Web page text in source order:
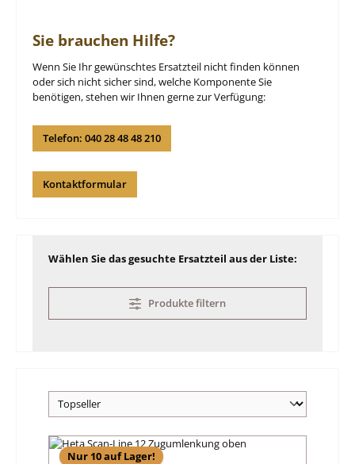
Sie brauchen Hilfe?
Wenn Sie Ihr gewünschtes Ersatzteil nicht finden können
oder sich nicht sicher sind, welche Komponente Sie
benötigen, stehen wir Ihnen gerne zur Verfügung:
Telefon: 040 28 48 48 210
Kontaktformular
Wählen Sie das gesuchte Ersatzteil aus der Liste:
Produkte filtern
Nur 10 auf Lager!